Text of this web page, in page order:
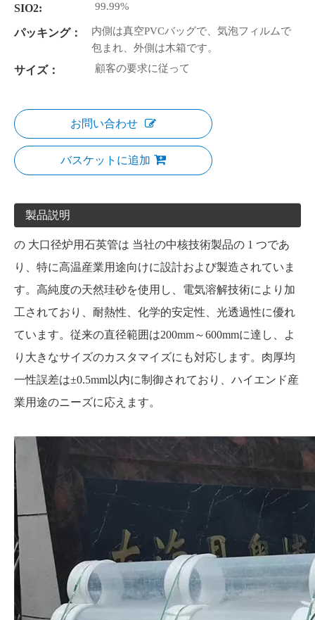
SIO2: 99.99%
パッキング：
内側は真空PVCバッグで、気泡フィルムで
包まれ、外側は木箱です。
サイズ： 顧客の要求に従って
お問い合わせ
バスケットに追加
製品説明
の 大口径炉用石英管は 当社の中核技術製品の 1 つであ
り、特に高温産業用途向けに設計および製造されていま
す。高純度の天然珪砂を使用し、電気溶解技術により加
工されており、耐熱性、化学的安定性、光透過性に優れ
ています。従来の直径範囲は200mm～600mmに達し、よ
り大きなサイズのカスタマイズにも対応します。肉厚均
一性誤差は±0.5mm以内に制御されており、ハイエンド産
業用途のニーズに応えます。